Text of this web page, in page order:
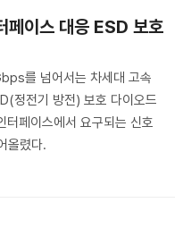
이스 대응 ESD 보호
를 넘어서는 차세대 고속
정전기 방전) 보호 다이오드
터페이스에서 요구되는 신호
올렸다.